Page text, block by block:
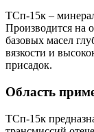
ТСп-15к –
Производится на
базовых масел
вязкости и
присадок.
Область
ТСп-15к